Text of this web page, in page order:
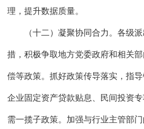
理，提升数据质量。
（十二）凝聚协同合力。各级派
措，积极争取地方党委政府和相关
偿等政策。抓好政策传导落实，指
企业固定资产贷款贴息、民间投资
需一揽子政策。加强与行业主管部